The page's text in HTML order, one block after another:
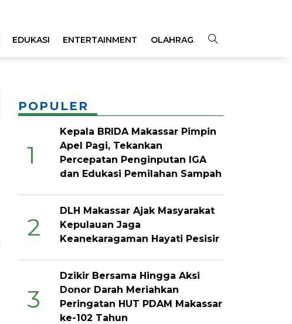
EDUKASI ENTERTAINMENT OLAHRAGA OPINI
POPULER
1
Kepala BRIDA Makassar Pimpin
Apel Pagi, Tekankan
Percepatan Penginputan IGA
dan Edukasi Pemilahan Sampah
2
DLH Makassar Ajak Masyarakat
Kepulauan Jaga
Keanekaragaman Hayati Pesisir
3
Dzikir Bersama Hingga Aksi
Donor Darah Meriahkan
Peringatan HUT PDAM Makassar
ke-102 Tahun